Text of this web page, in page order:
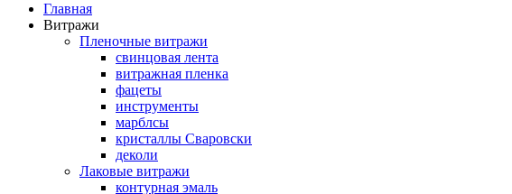
Главная
Витражи
Пленочные витражи
свинцовая лента
витражная пленка
фацеты
инструменты
марблсы
кристаллы Сваровски
деколи
Лаковые витражи
контурная эмаль